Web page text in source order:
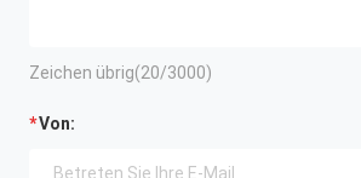
Zeichen übrig(20/3000)
Von: